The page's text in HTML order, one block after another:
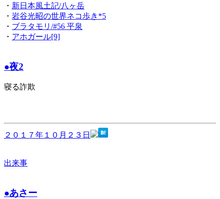
・ 新日本風土記/八ヶ岳
・ 岩谷光昭の世界ネコ歩き*5
・ ブラタモリ/#56 平泉
・ アホガール[9]
●夜2
寝る詐欺
２０１７年１０月２３日
出来事
●あさー